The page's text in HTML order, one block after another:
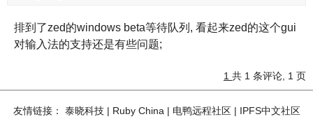
排到了zed的windows beta等待队列, 看起来zed的这个gui
对输入法的支持还是有些问题;
1 共 1 条评论, 1 页
友情链接： 泰晓科技| Ruby China | 电鸭远程社区| IPFS中文社区